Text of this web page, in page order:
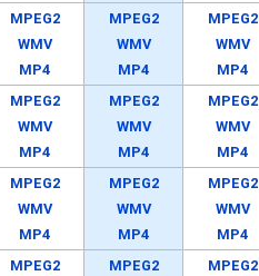
MPEG2
WMV
MP4
MPEG2
WMV
MP4
MPEG2
WMV
MP4
MPEG2
WMV
MP4
MPEG2
WMV
MP4
MPEG2
WMV
MP4
MPEG2
WMV
MP4
MPEG2
WMV
MP4
MPEG2
WMV
MP4
MPEG2
MPEG2
MPEG2